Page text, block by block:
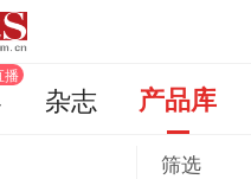
杂志 产品库
筛选